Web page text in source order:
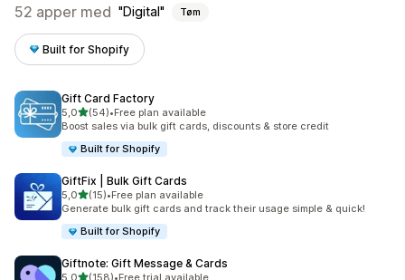
52 apper med Digital Tøm
Built for Shopify
Gift Card Factory
5,0av 5 stjerner
(54)
Totalt 54 omtaler
•Free plan available
Boost sales via bulk gift cards, discounts & store credit
Built for Shopify
GiftFix | Bulk Gift Cards
5,0av 5 stjerner
(15)
Totalt 15 omtaler
•Free plan available
Generate bulk gift cards and track their usage simple & quick!
Built for Shopify
Giftnote: Gift Message & Cards
5,0av 5 stjerner
(158)•Free trial available